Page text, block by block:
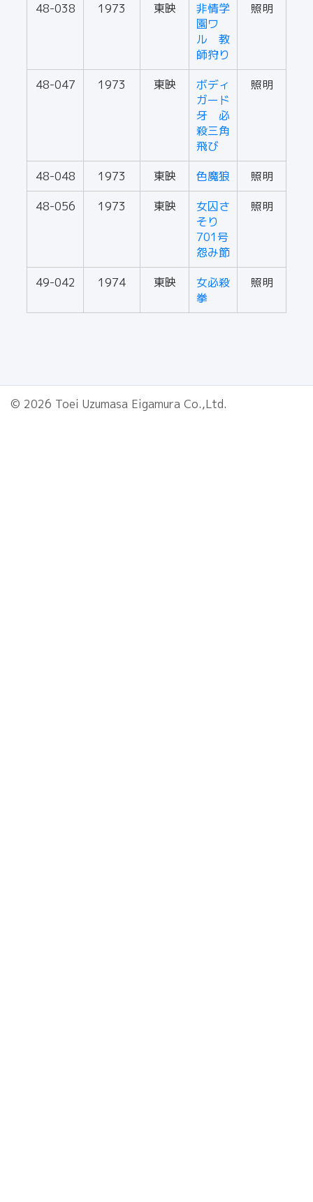
48-038 1973 東映
非情学
園ワ
ル 教
師狩り
照明
48-047 1973 東映
ボディ
ガード
牙 必
殺三角
飛び
照明
48-048 1973 東映 色魔狼
照明
48-056
1973 東映
女囚さ
そり
701号
怨み節
照明
49-042 1974 東映
女必殺
拳
照明
© 2026 Toei Uzumasa Eigamura Co.,Ltd.